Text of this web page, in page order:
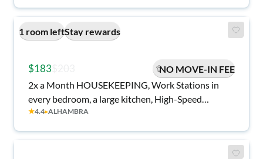
1 room leftStay rewards
$183
NO MOVE-IN FEE
2x a Month HOUSEKEEPING, Work Stations in
every bedroom, a large kitchen, High-Speed
Internet & More
★4.4▸ALHAMBRA